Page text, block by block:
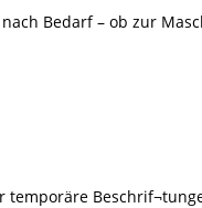
Bedarf – ob zur